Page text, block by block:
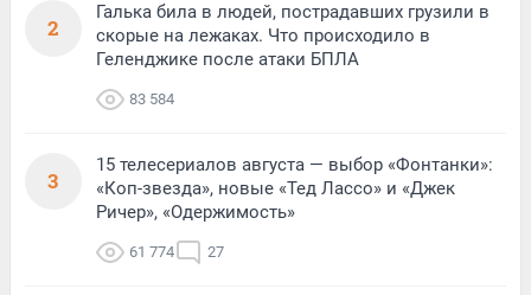
2
Галька била в людей, пострадавших грузили в
скорые на лежаках. Что происходило в
Геленджике после атаки БПЛА
83 584
3
15 телесериалов августа — выбор «Фонтанки»:
«Коп-звезда», новые «Тед Лассо» и «Джек
Ричер», «Одержимость»
61 774 27